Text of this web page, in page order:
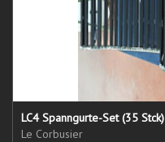
LC4 Spanngurte-Set (35 Stck)
Le Corbusier